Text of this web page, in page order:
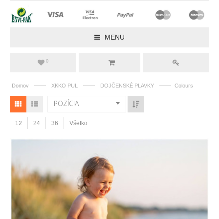
MENU
0
Domov —— XKKO PUL —— DOJČENSKÉ PLAVKY —— Colours
POZÍCIA
12 24 36 Všetko